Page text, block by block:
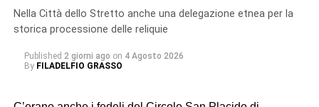
Nella Città dello Stretto anche una delegazione etnea per la
storica processione delle reliquie
Published 2 giorni ago on 4 Agosto 2026
By FILADELFIO GRASSO